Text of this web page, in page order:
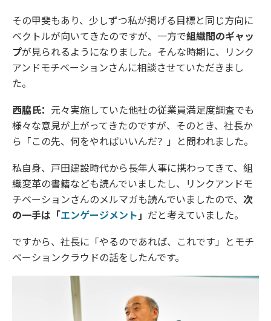
その甲斐もあり、少しずつ私が掲げる目標と同じ方向に
ベクトルが向いてきたのですが、一方で組織間のギャッ
プが見られるようになりました。そんな時期に、リンク
アンドモチベーションさんに相談させていただきまし
た。
西脇氏： 元々実施していた他社の従業員満足度調査でも
様々な意見が上がってきたのですが、そのとき、社長か
ら「この先、何をやればいいんだ？」と問われました。
私自身、戸田建設時代から長年人事に携わってきて、組
織変革の書籍なども読んでいましたし、リンクアンドモ
チベーションさんのメルマガも読んでいましたので、 次
の一手は「エンゲージメント 」 だと考えていました。
ですから、社長に「やるのであれば、これです」とモチ
ベーションクラウドの話をしたんです。